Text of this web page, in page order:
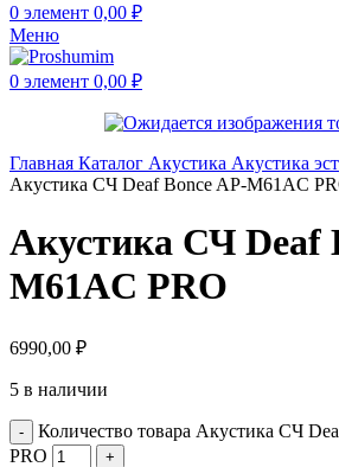
0 элемент 0,00 ₽
Меню
0 элемент 0,00 ₽
Главная Каталог Акустика Акустика
Акустика СЧ Deaf Bonce AP-M61AC
Акустика СЧ Deaf
M61AC PRO
6990,00 ₽
5 в наличии
Количество товара Акустика СЧ
PRO